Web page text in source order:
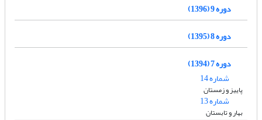
دوره 9 (1396)
دوره 8 (1395)
دوره 7 (1394)
شماره 14
پاییز و زمستان
شماره 13
بهار و تابستان